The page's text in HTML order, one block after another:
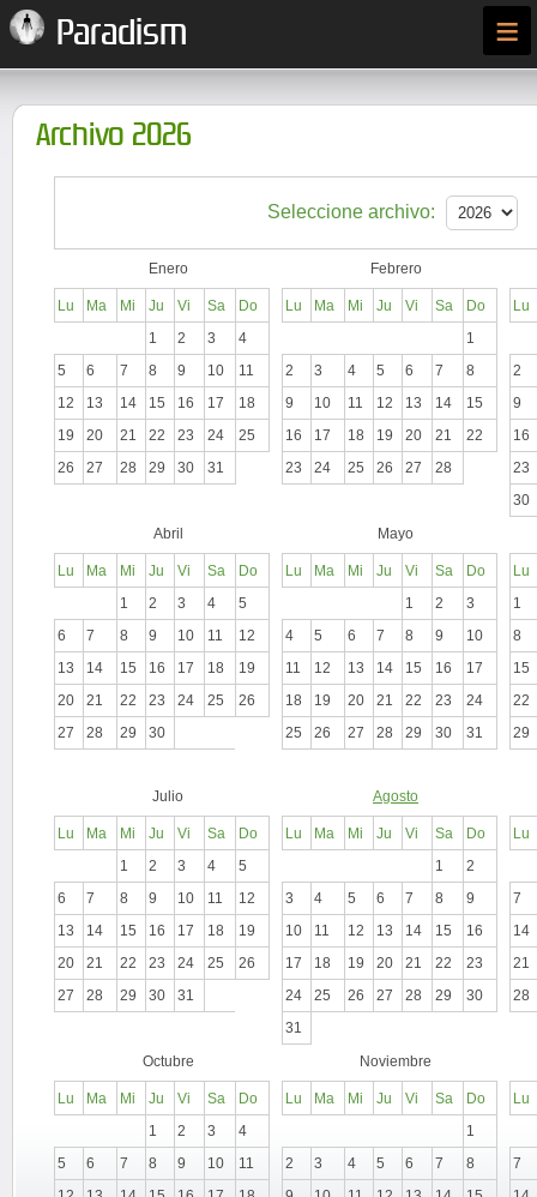
Paradism ≡
Archivo 2026
Seleccione archivo:
Enero
Lu Ma Mi Ju Vi Sa
Do
1
2 3
4
5
6 7 8 9 10
11
12
13 14 15 16 17
18
19
20 21 22 23 24
25
26
27 28 29 30 31
Febrero
Lu Ma Mi Ju Vi Sa
Do
1
2
3 4 5 6 7
8
9
10 11 12 13 14
15
16
17 18 19 20 21
22
23
24 25 26 27 28
Lu
2
9
16
23
30
Abril
Lu Ma Mi Ju Vi Sa
Do
1
2 3 4
5
6
7 8 9 10 11
12
13
14 15 16 17 18
19
20
21 22 23 24 25
26
27
28 29 30
Mayo
Lu Ma Mi Ju Vi Sa
Do
1
2
3
4
5 6 7 8 9
10
11
12 13 14 15 16
17
18
19 20 21 22 23
24
25
26 27 28 29 30 31
Lu
1
8
15
22
29
Julio
Lu Ma Mi Ju Vi Sa
Do
1
2 3 4
5
6
7 8 9 10 11
12
13
14 15 16 17 18
19
20
21 22 23 24 25
26
27
28 29 30 31
Agosto
Lu Ma Mi Ju Vi Sa
Do
1
2
3
4 5 6 7 8
9
10
11 12 13 14 15
16
17
18 19 20 21 22
23
24
25 26 27 28 29
30
31
Lu
7
14
21
28
Octubre
Lu Ma Mi Ju Vi Sa
Do
1
2 3
4
5
6 7 8 9 10
11
Noviembre
Lu Ma Mi Ju Vi Sa
Do
1
2
3 4 5 6 7
8
Lu
7